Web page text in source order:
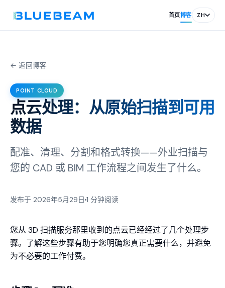
首页博客 ZH
← 返回博客
POINT CLOUD
点云处理：从原始扫描到可用
数据
配准、清理、分割和格式转换——外业扫描与
您的 CAD 或 BIM 工作流程之间发生了什么。
发布于 2026年5月29日 1 分钟阅读
您从 3D 扫描服务那里收到的点云已经经过了几个处理步
骤。了解这些步骤有助于您明确您真正需要什么，并避免
为不必要的工作付费。